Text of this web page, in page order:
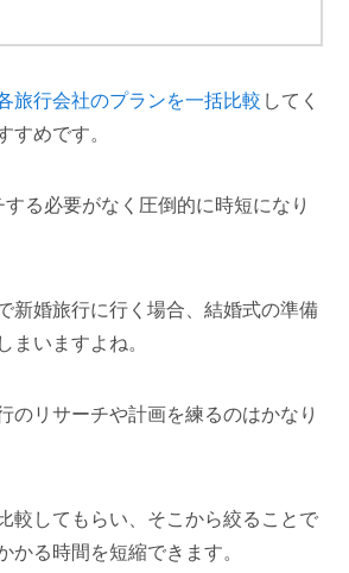
旅行会社のプランを一括比較 してく
すめです。
る必要がなく圧倒的に時短になり
新婚旅行に行く場合、結婚式の準備
まいますよね。
のリサーチや計画を練るのはかなり
較してもらい、そこから絞ることで
かる時間を短縮できます。